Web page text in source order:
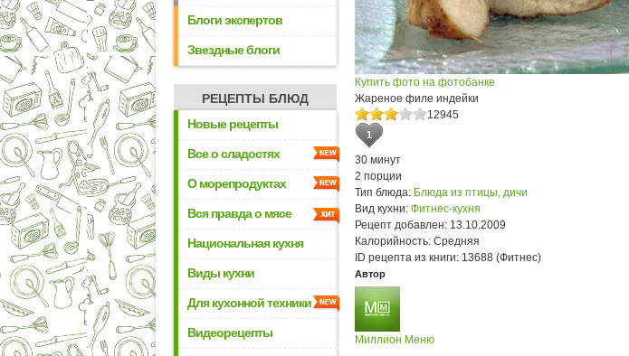
Блоги экспертов
Звездные блоги
РЕЦЕПТЫ БЛЮД
Новые рецепты
Все о сладостях
О морепродуктах
Вся правда о мясе
Национальная кухня
Виды кухни
Для кухонной техники
Видеорецепты
Купить фото на фотобанке
Жареное филе индейки
12945
1
30 минут
2 порции
Тип блюда: Блюда из птицы, дичи
Вид кухни: Фитнес-кухня
Рецепт добавлен: 13.10.2009
Калорийность: Средняя
ID рецепта из книги: 13688 (Фитнес)
Автор
Миллион Меню